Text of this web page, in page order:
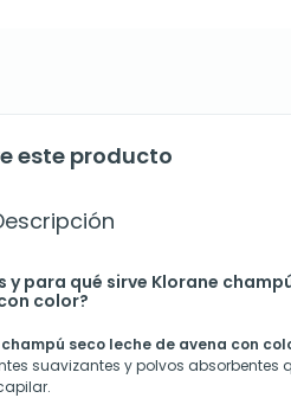
este producto
y para qué sirve Klorane
color?
seco leche de avena con
suavizantes y polvos absorbentes